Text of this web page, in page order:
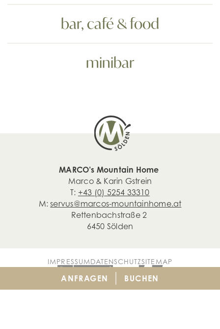
ANFRAGEN BUCHEN
bar, café & food
minibar
MARCO’s Mountain Home
Marco & Karin Gstrein
T: +43 (0) 5254 33310
M:servus@marcos-mountainhome.at
Rettenbachstraße 2
6450 Sölden
IMPRESSUMDATENSCHUTZSITEMAP